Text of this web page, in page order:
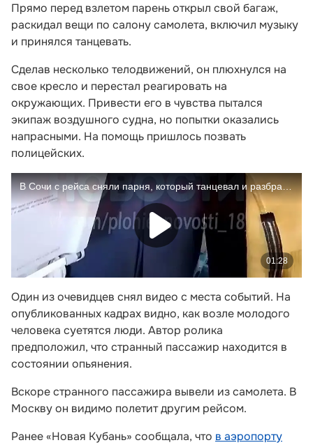
Прямо перед взлетом парень открыл свой багаж,
раскидал вещи по салону самолета, включил музыку
и принялся танцевать.
Сделав несколько телодвижений, он плюхнулся на
свое кресло и перестал реагировать на
окружающих. Привести его в чувства пытался
экипаж воздушного судна, но попытки оказались
напрасными. На помощь пришлось позвать
полицейских.
Один из очевидцев снял видео с места событий. На
опубликованных кадрах видно, как возле молодого
человека суетятся люди. Автор ролика
предположил, что странный пассажир находится в
состоянии опьянения.
Вскоре странного пассажира вывели из самолета. В
Москву он видимо полетит другим рейсом.
Ранее «Новая Кубань» сообщала, что в аэропорту